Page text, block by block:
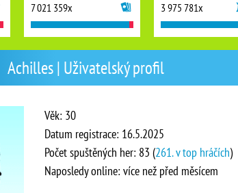
Achilles | Uživatelský profil
Věk: 30
Datum registrace: 16.5.2025
Počet spuštěných her: 83 (261. v top hráčích)
Naposledy online: více než před měsícem
7 021 359x 3 975 781x